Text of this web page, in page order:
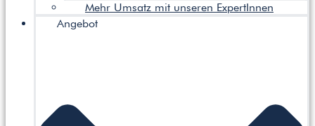
Mehr Umsatz mit unseren ExpertInnen
Angebot